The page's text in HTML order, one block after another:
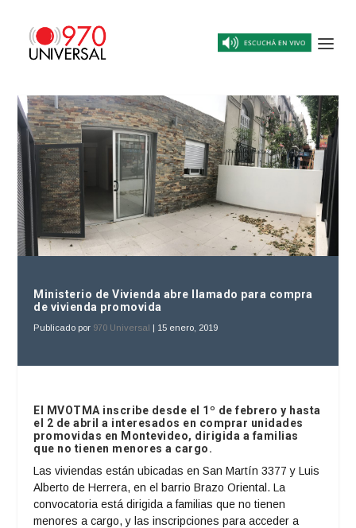
Ministerio de Vivienda abre llamado para compra
de vivienda promovida
Publicado por 970 Universal | 15 enero, 2019
El MVOTMA inscribe desde el 1º de febrero y hasta
el 2 de abril a interesados en comprar unidades
promovidas en Montevideo, dirigida a familias
que no tienen menores a cargo.
Las viviendas están ubicadas en San Martín 3377 y Luis
Alberto de Herrera, en el barrio Brazo Oriental. La
convocatoria está dirigida a familias que no tienen
menores a cargo, y las inscripciones para acceder a